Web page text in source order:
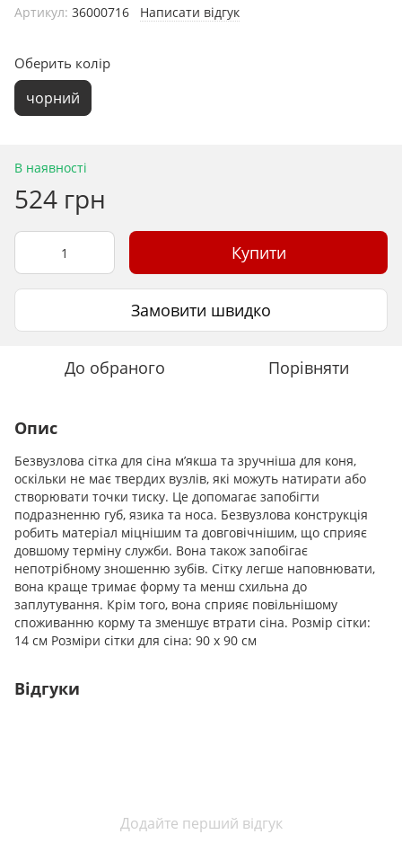
Артикул: 36000716 Написати відгук
Оберить колір
чорний
В наявності
524 грн
Купити
Замовити швидко
До обраного Порівняти
Опис
Безвузлова сітка для сіна м’якша та зручніша для коня,
оскільки не має твердих вузлів, які можуть натирати або
створювати точки тиску. Це допомагає запобігти
подразненню губ, язика та носа. Безвузлова конструкція
робить матеріал міцнішим та довговічнішим, що сприяє
довшому терміну служби. Вона також запобігає
непотрібному зношенню зубів. Сітку легше наповнювати,
вона краще тримає форму та менш схильна до
заплутування. Крім того, вона сприяє повільнішому
споживанню корму та зменшує втрати сіна. Розмір сітки:
14 см Розміри сітки для сіна: 90 x 90 см
Відгуки
Додайте перший відгук